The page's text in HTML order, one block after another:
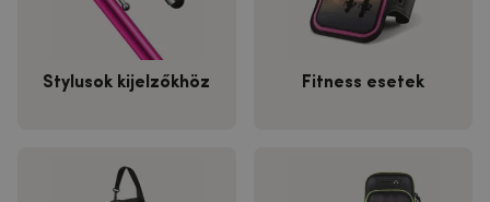
Stylusok kijelzőkhöz Fitness esetek